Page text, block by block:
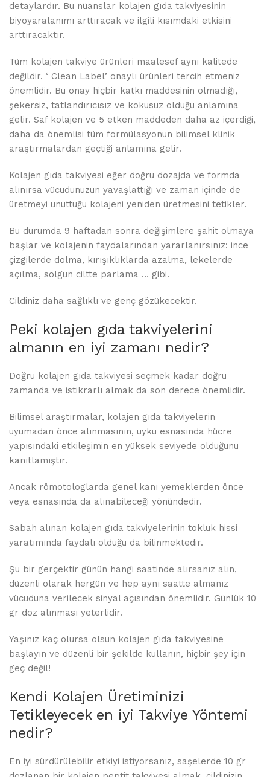
detaylardır. Bu nüanslar kolajen gıda takviyesinin
biyoyaralanımı arttıracak ve ilgili kısımdaki etkisini
arttıracaktır.
Tüm kolajen takviye ürünleri maalesef aynı kalitede
değildir. ‘ Clean Label’ onaylı ürünleri tercih etmeniz
önemlidir. Bu onay hiçbir katkı maddesinin olmadığı,
şekersiz, tatlandırıcısız ve kokusuz olduğu anlamına
gelir. Saf kolajen ve 5 etken maddeden daha az içerdiği,
daha da önemlisi tüm formülasyonun bilimsel klinik
araştırmalardan geçtiği anlamına gelir.
Kolajen gıda takviyesi eğer doğru dozajda ve formda
alınırsa vücudunuzun yavaşlattığı ve zaman içinde de
üretmeyi unuttuğu kolajeni yeniden üretmesini tetikler.
Bu durumda 9 haftadan sonra değişimlere şahit olmaya
başlar ve kolajenin faydalarından yararlanırsınız: ince
çizgilerde dolma, kırışıklıklarda azalma, lekelerde
açılma, solgun ciltte parlama … gibi.
Cildiniz daha sağlıklı ve genç gözükecektir.
Peki kolajen gıda takviyelerini
almanın en iyi zamanı nedir?
Doğru kolajen gıda takviyesi seçmek kadar doğru
zamanda ve istikrarlı almak da son derece önemlidir.
Bilimsel araştırmalar, kolajen gıda takviyelerin
uyumadan önce alınmasının, uyku esnasında hücre
yapısındaki etkileşimin en yüksek seviyede olduğunu
kanıtlamıştır.
Ancak römotologlarda genel kanı yemeklerden önce
veya esnasında da alınabileceği yönündedir.
Sabah alınan kolajen gıda takviyelerinin tokluk hissi
yaratımında faydalı olduğu da bilinmektedir.
Şu bir gerçektir günün hangi saatinde alırsanız alın,
düzenli olarak hergün ve hep aynı saatte almanız
vücuduna verilecek sinyal açısından önemlidir. Günlük 10
gr doz alınması yeterlidir.
Yaşınız kaç olursa olsun kolajen gıda takviyesine
başlayın ve düzenli bir şekilde kullanın, hiçbir şey için
geç değil!
Kendi Kolajen Üretiminizi
Tetikleyecek en iyi Takviye Yöntemi
nedir?
En iyi sürdürülebilir etkiyi istiyorsanız, saşelerde 10 gr